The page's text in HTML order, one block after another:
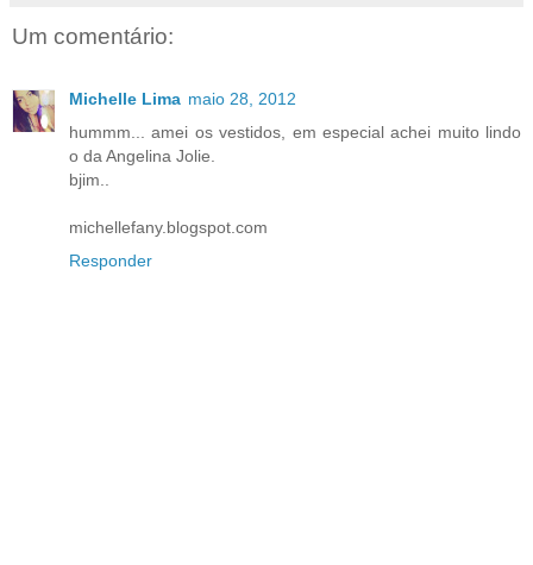
Um comentário:
Michelle Lima maio 28, 2012
hummm... amei os vestidos, em especial achei muito lindo
o da Angelina Jolie.
bjim..
michellefany.blogspot.com
Responder